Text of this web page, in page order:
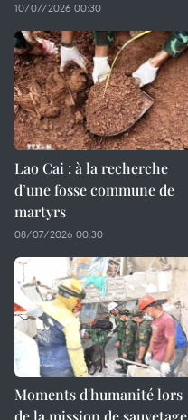
10/07/2026 00:30
Lao Cai : à la recherche
d’une fosse commune de
martyrs
08/07/2026 00:30
Moments d'humanité lors
de la mission de sauvetage